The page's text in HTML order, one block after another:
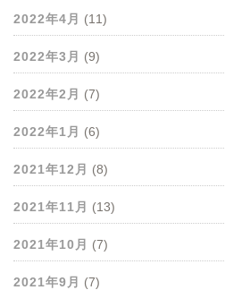
2022年4月 (11)
2022年3月 (9)
2022年2月 (7)
2022年1月 (6)
2021年12月 (8)
2021年11月 (13)
2021年10月 (7)
2021年9月 (7)